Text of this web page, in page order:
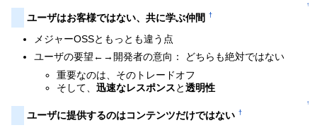
↑
ユーザはお客様ではない、共に学ぶ仲間 †
メジャーOSSともっとも違う点
ユーザの要望←→開発者の意向： どちらも絶対ではない
重要なのは、そのトレードオフ
そして、迅速なレスポンスと透明性
↑
ユーザに提供するのはコンテンツだけではない †